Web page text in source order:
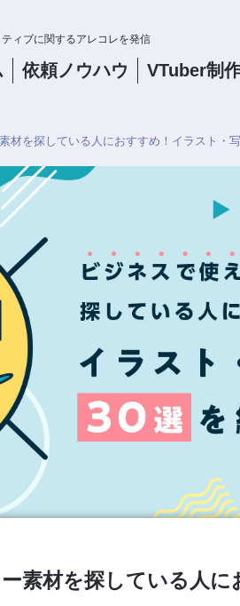
ィブに関するアレコレを発信
依頼ノウハウ VTuber制
材を探している人におすすめ！イラスト・
素材を探している人